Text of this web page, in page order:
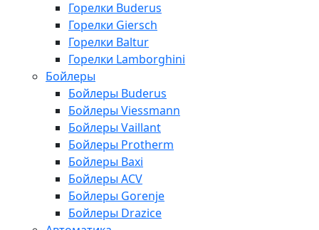
Горелки Buderus
Горелки Giersch
Горелки Baltur
Горелки Lamborghini
Бойлеры
Бойлеры Buderus
Бойлеры Viessmann
Бойлеры Vaillant
Бойлеры Protherm
Бойлеры Baxi
Бойлеры ACV
Бойлеры Gorenje
Бойлеры Drazice